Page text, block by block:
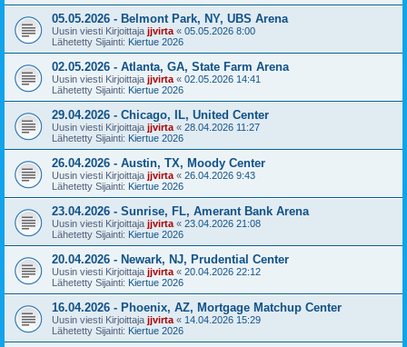
05.05.2026 - Belmont Park, NY, UBS Arena
Uusin viesti Kirjoittaja jjvirta « 05.05.2026 8:00
Lähetetty Sijainti: Kiertue 2026
02.05.2026 - Atlanta, GA, State Farm Arena
Uusin viesti Kirjoittaja jjvirta « 02.05.2026 14:41
Lähetetty Sijainti: Kiertue 2026
29.04.2026 - Chicago, IL, United Center
Uusin viesti Kirjoittaja jjvirta « 28.04.2026 11:27
Lähetetty Sijainti: Kiertue 2026
26.04.2026 - Austin, TX, Moody Center
Uusin viesti Kirjoittaja jjvirta « 26.04.2026 9:43
Lähetetty Sijainti: Kiertue 2026
23.04.2026 - Sunrise, FL, Amerant Bank Arena
Uusin viesti Kirjoittaja jjvirta « 23.04.2026 21:08
Lähetetty Sijainti: Kiertue 2026
20.04.2026 - Newark, NJ, Prudential Center
Uusin viesti Kirjoittaja jjvirta « 20.04.2026 22:12
Lähetetty Sijainti: Kiertue 2026
16.04.2026 - Phoenix, AZ, Mortgage Matchup Center
Uusin viesti Kirjoittaja jjvirta « 14.04.2026 15:29
Lähetetty Sijainti: Kiertue 2026